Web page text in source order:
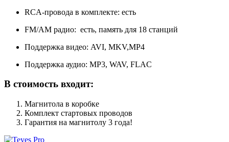
RCA-провода в комплекте: есть
FM/АM радио: есть, память для 18 станций
Поддержка видео: AVI, MKV,MP4
Поддержка аудио: MP3, WAV, FLAC
В стоимость входит:
Магнитола в коробке
Комплект стартовых проводов
Гарантия на магнитолу 3 года!